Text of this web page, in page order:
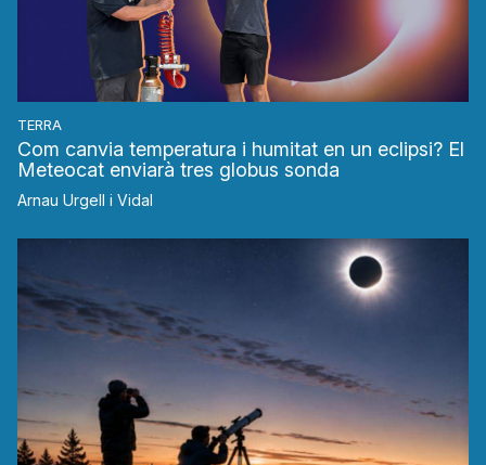
TERRA
Com canvia temperatura i humitat en un eclipsi? El
Meteocat enviarà tres globus sonda
Arnau Urgell i Vidal